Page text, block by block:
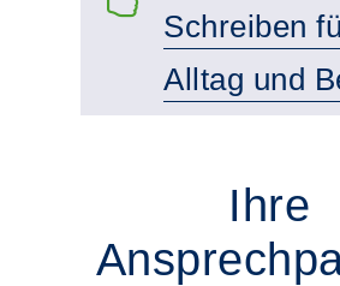
Schreiben
Alltag und
Ihre